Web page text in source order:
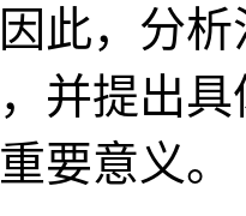
此，分
并提出
要意义。